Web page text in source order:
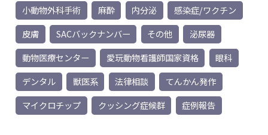
小動物外科手術 麻酔 内分泌
感染症/ワクチン
皮膚
SACバックナンバー その他
泌尿器
動物医療センター
愛玩動物看護師国家資格
眼科
デンタル
獣医系 法律相談
てんかん発作
マイクロチップ
クッシング症候群 症例報告